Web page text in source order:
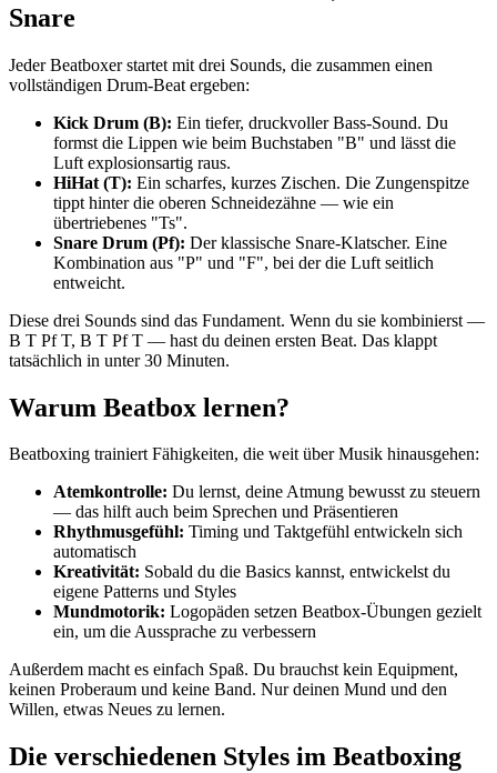
Snare
Jeder Beatboxer startet mit drei Sounds, die zusammen einen
vollständigen Drum-Beat ergeben:
Kick Drum (B): Ein tiefer, druckvoller Bass-Sound. Du
formst die Lippen wie beim Buchstaben "B" und lässt die
Luft explosionsartig raus.
HiHat (T): Ein scharfes, kurzes Zischen. Die Zungenspitze
tippt hinter die oberen Schneidezähne — wie ein
übertriebenes "Ts".
Snare Drum (Pf): Der klassische Snare-Klatscher. Eine
Kombination aus "P" und "F", bei der die Luft seitlich
entweicht.
Diese drei Sounds sind das Fundament. Wenn du sie kombinierst —
B T Pf T, B T Pf T — hast du deinen ersten Beat. Das klappt
tatsächlich in unter 30 Minuten.
Warum Beatbox lernen?
Beatboxing trainiert Fähigkeiten, die weit über Musik hinausgehen:
Atemkontrolle: Du lernst, deine Atmung bewusst zu steuern
— das hilft auch beim Sprechen und Präsentieren
Rhythmusgefühl: Timing und Taktgefühl entwickeln sich
automatisch
Kreativität: Sobald du die Basics kannst, entwickelst du
eigene Patterns und Styles
Mundmotorik: Logopäden setzen Beatbox-Übungen gezielt
ein, um die Aussprache zu verbessern
Außerdem macht es einfach Spaß. Du brauchst kein Equipment,
keinen Proberaum und keine Band. Nur deinen Mund und den
Willen, etwas Neues zu lernen.
Die verschiedenen Styles im Beatboxing